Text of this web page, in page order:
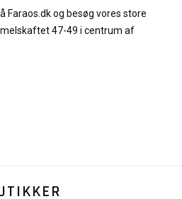
Faraos.dk og besøg vores store
47-49 i centrum af